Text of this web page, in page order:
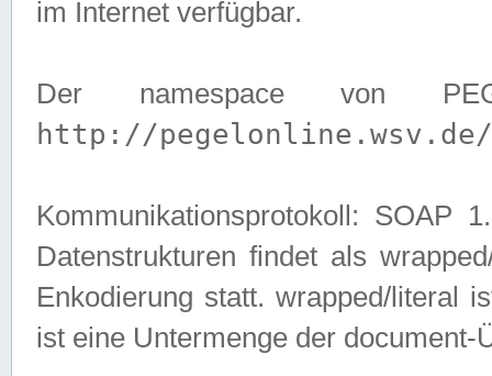
im Internet verfügbar.
Der namespace von
http://pegelonline.wsv.de/
Kommunikationsprotokoll: SOAP
Datenstrukturen findet als
Enkodierung statt. wrapped/literal
ist eine Untermenge der